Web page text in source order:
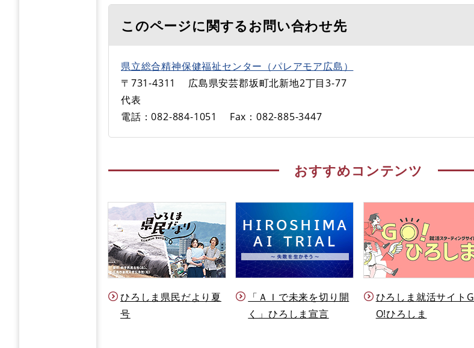
このページに関するお問い合わせ先
県立総合精神保健福祉センター（パレアモア広島）
〒731-4311
広島県安芸郡坂町北新地2丁目3-77
代表
電話：082-884-1051
Fax：082-885-3447
おすすめコンテンツ
ひろしま県民だより夏
号
「ＡＩで未来を切り開
く」ひろしま宣言
ひろしま就活サイトG
O!ひろしま